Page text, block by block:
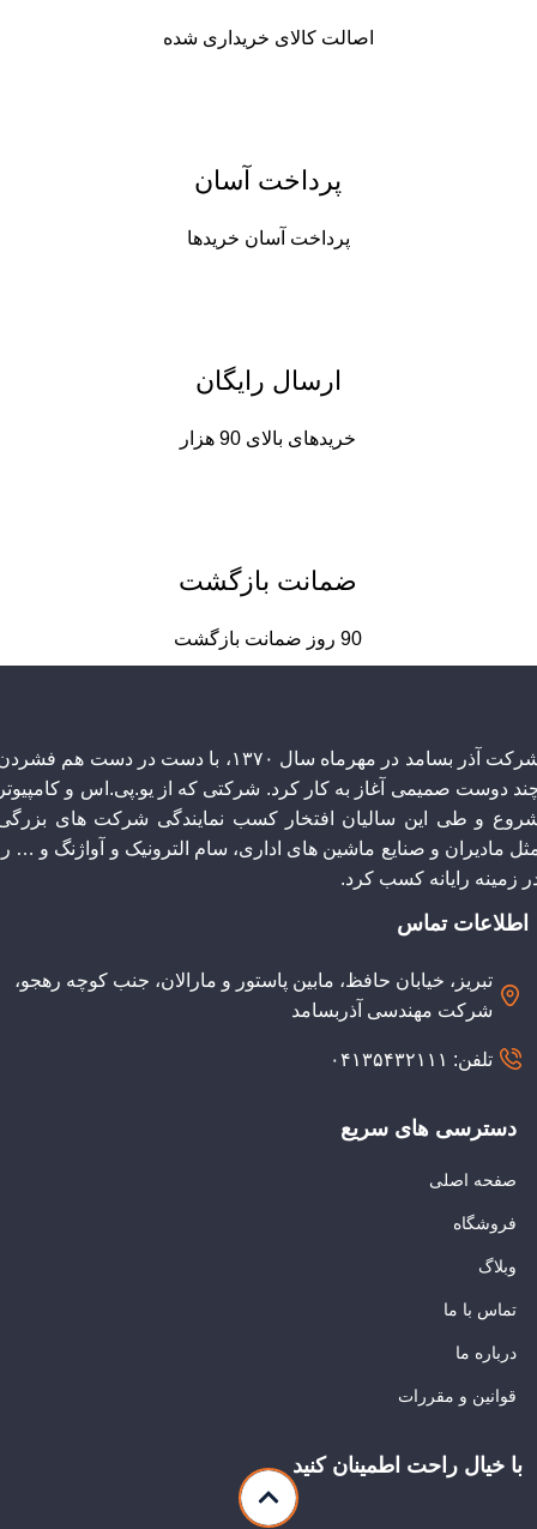
اصالت کالای خریداری شده
پرداخت آسان
پرداخت آسان خریدها
ارسال رایگان
خریدهای بالای 90 هزار
ضمانت بازگشت
90 روز ضمانت بازگشت
شرکت آذر بسامد در مهرماه سال ۱۳۷۰، با دست در دست هم
دوست صمیمی آغاز به کار کرد. شرکتی که از یو.پی.اس و
و طی این سالیان افتخار کسب نمایندگی شرکت های
مادیران و صنایع ماشین های اداری، سام الترونیک و آواژنگ و …
زمینه رایانه کسب کرد.
اطلاعات تماس
تبریز، خیابان حافظ، مابین پاستور و مارالان، جنب کوچه رهجو،
شرکت مهندسی آذربسامد
تلفن: ۰۴۱۳۵۴۳۲۱۱۱
دسترسی های سریع
صفحه اصلی
فروشگاه
وبلاگ
تماس با ما
درباره ما
قوانین و مقررات
با خیال راحت اطمینان کنید